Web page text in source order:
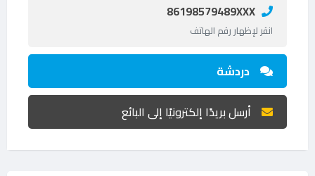
86198579489XXX
انقر لإظهار رقم الهاتف
دردشة
أرسل بريدًا إلكترونيًا إلى البائع